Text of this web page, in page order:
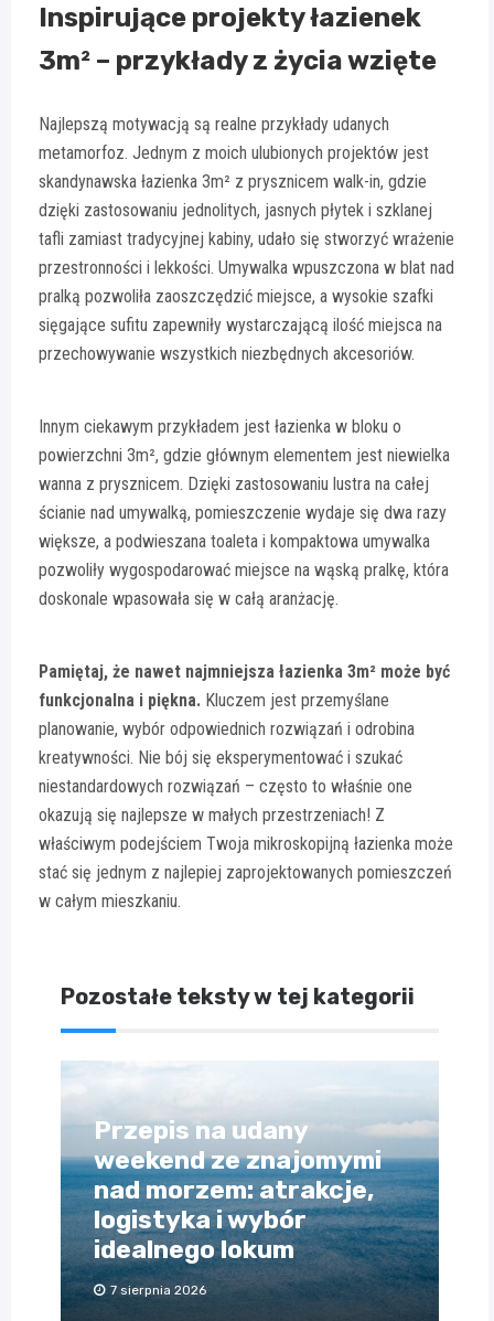
Inspirujące projekty łazienek
3m² – przykłady z życia wzięte
Najlepszą motywacją są realne przykłady udanych
metamorfoz. Jednym z moich ulubionych projektów jest
skandynawska łazienka 3m² z prysznicem walk-in, gdzie
dzięki zastosowaniu jednolitych, jasnych płytek i szklanej
tafli zamiast tradycyjnej kabiny, udało się stworzyć wrażenie
przestronności i lekkości. Umywalka wpuszczona w blat nad
pralką pozwoliła zaoszczędzić miejsce, a wysokie szafki
sięgające sufitu zapewniły wystarczającą ilość miejsca na
przechowywanie wszystkich niezbędnych akcesoriów.
Innym ciekawym przykładem jest łazienka w bloku o
powierzchni 3m², gdzie głównym elementem jest niewielka
wanna z prysznicem. Dzięki zastosowaniu lustra na całej
ścianie nad umywalką, pomieszczenie wydaje się dwa razy
większe, a podwieszana toaleta i kompaktowa umywalka
pozwoliły wygospodarować miejsce na wąską pralkę, która
doskonale wpasowała się w całą aranżację.
Pamiętaj, że nawet najmniejsza łazienka 3m² może być
funkcjonalna i piękna. Kluczem jest przemyślane
planowanie, wybór odpowiednich rozwiązań i odrobina
kreatywności. Nie bój się eksperymentować i szukać
niestandardowych rozwiązań – często to właśnie one
okazują się najlepsze w małych przestrzeniach! Z
właściwym podejściem Twoja mikroskopijną łazienka może
stać się jednym z najlepiej zaprojektowanych pomieszczeń
w całym mieszkaniu.
Pozostałe teksty w tej kategorii
Przepis na udany
weekend ze znajomymi
nad morzem: atrakcje,
logistyka i wybór
idealnego lokum
7 sierpnia 2026